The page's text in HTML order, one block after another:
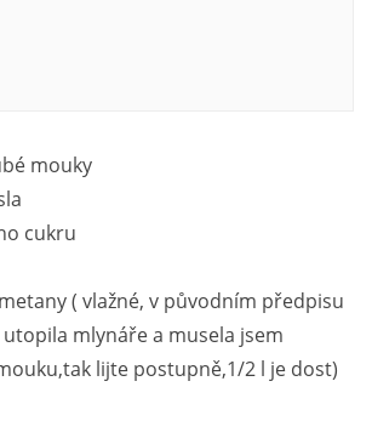
mouky
cukru
( vlažné, v původním předpisu
mlynáře a musela jsem
lijte postupně,1/2 l je dost)